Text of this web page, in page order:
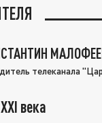
телеканала
века